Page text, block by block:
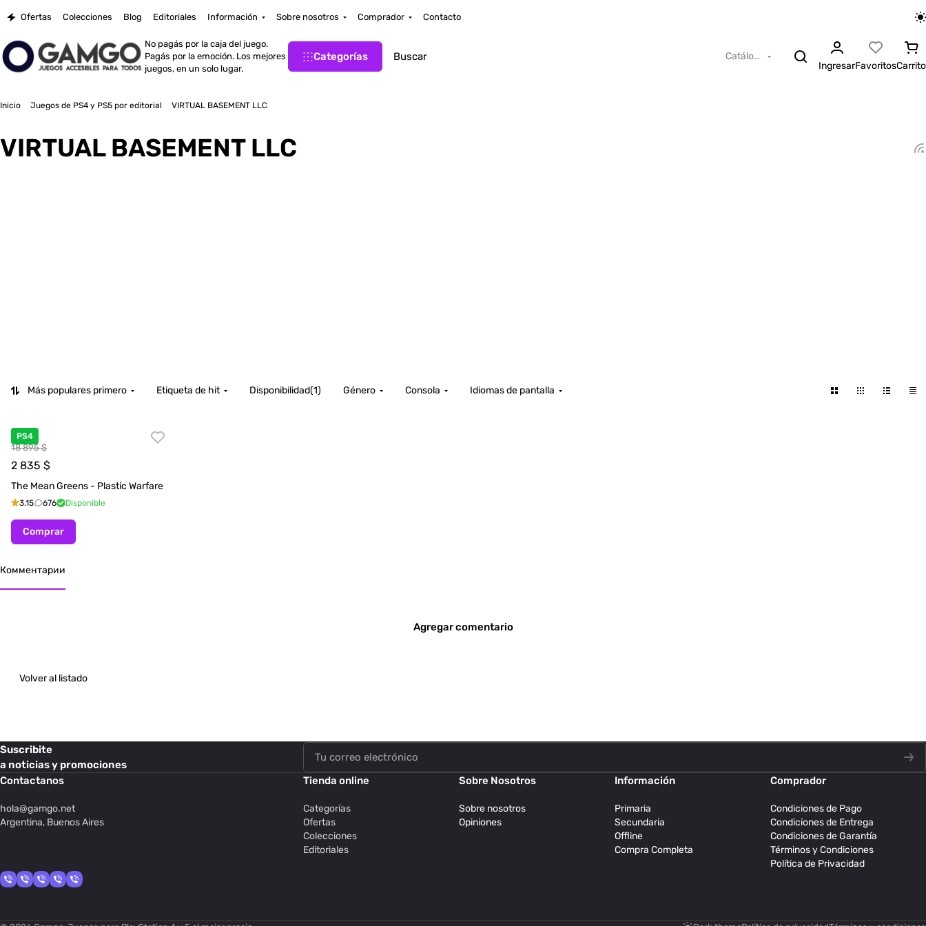
Ofertas Colecciones Blog Editoriales Información Sobre nosotros Comprador Contacto
No pagás por la caja del juego.
Pagás por la emoción. Los mejores
juegos, en un solo lugar.
Categorías
Catálogo
IngresarFavoritosCarrito
Inicio Juegos de PS4 y PS5 por editorial VIRTUAL BASEMENT LLC
VIRTUAL BASEMENT LLC
Más populares primero Etiqueta de hit Disponibilidad(1) Género Consola Idiomas de pantalla
PS4
18 895 $
2 835 $
The Mean Greens - Plastic Warfare
3.15 676 Disponible
Comprar
Комментарии
Agregar comentario
Volver al listado
Suscribite
a noticias y promociones
Contactanos
hola@gamgo.net
Argentina, Buenos Aires
Tienda online
Categorías
Ofertas
Colecciones
Editoriales
Sobre Nosotros
Sobre nosotros
Opiniones
Información
Primaria
Secundaria
Offline
Compra Completa
Comprador
Condiciones de Pago
Condiciones de Entrega
Condiciones de Garantía
Términos y Condiciones
Política de Privacidad